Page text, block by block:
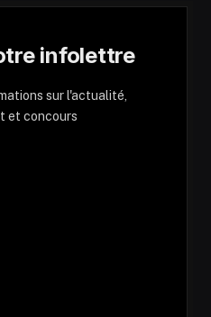
infolettre
sur l'actualité,
et concours